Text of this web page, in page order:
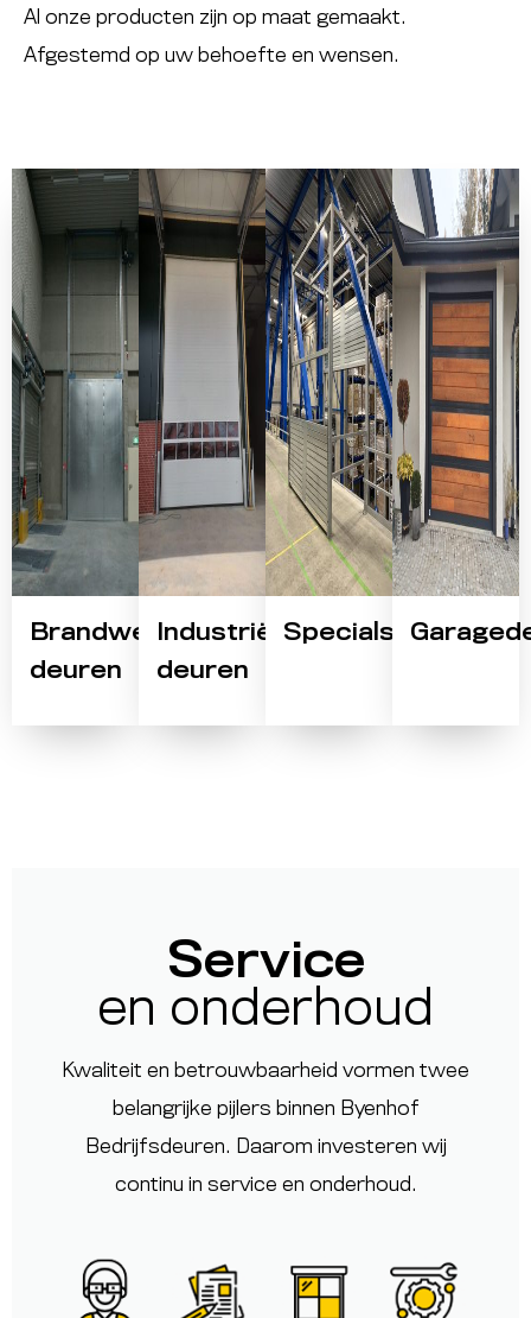
Al onze producten zijn op maat gemaakt.
Afgestemd op uw behoefte en wensen.
Brandwerende
deuren
Industriële
deuren
Specials
Service
en onderhoud
Kwaliteit en betrouwbaarheid vormen twee
belangrijke pijlers binnen Byenhof
Bedrijfsdeuren. Daarom investeren wij
continu in service en onderhoud.